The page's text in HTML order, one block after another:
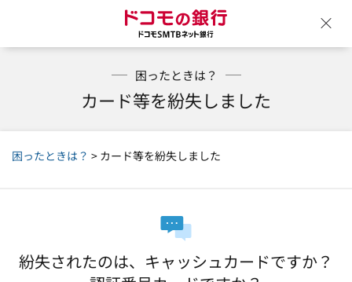
困ったときは？
カード等を紛失しました
困ったときは？ > カード等を紛失しました
紛失されたのは、キャッシュカードですか？